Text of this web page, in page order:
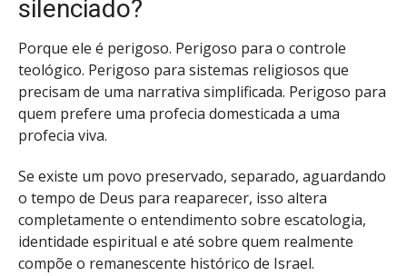
silenciado?
Porque ele é perigoso. Perigoso para o controle
teológico. Perigoso para sistemas religiosos que
precisam de uma narrativa simplificada. Perigoso para
quem prefere uma profecia domesticada a uma
profecia viva.
Se existe um povo preservado, separado, aguardando
o tempo de Deus para reaparecer, isso altera
completamente o entendimento sobre escatologia,
identidade espiritual e até sobre quem realmente
compõe o remanescente histórico de Israel.